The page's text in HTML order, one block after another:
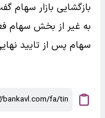
بازگشایی بازار سهام
به غیر از بخش سهام
سهام پس از تایید